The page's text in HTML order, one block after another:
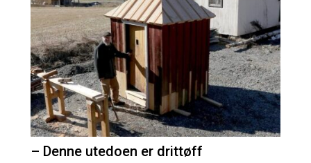
– Denne utedoen er drittøff